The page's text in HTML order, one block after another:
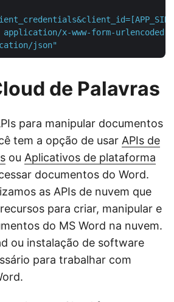
x-www-form-urlencoded"
json"
de Palavras
para manipular documentos
tem a opção de usar APIs de
ou Aplicativos de plataforma
documentos do Word.
as APIs de nuvem que
para criar, manipular e
do MS Word na nuvem.
ou instalação de software
para trabalhar com